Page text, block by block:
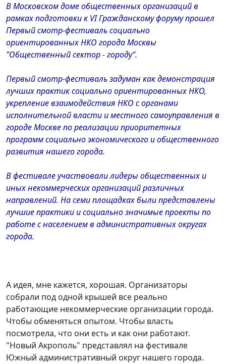
В Московском доме общественных организаций в
рамках подготовки к VI Гражданскому форуму прошел
Первый смотр-фестиваль социально
ориентированных НКО города Москвы
"Общественный сектор - городу".
Первый смотр-фестиваль задуман как демонстрация
лучших практик социально ориентированных НКО,
укрепление взаимодействия НКО с органами
исполнительной власти и местного самоуправления в
городе Москве по реализации приоритетных
программ социально экономического и общественного
развития нашего города.
В фестивале участвовали лидеры общественных и
иных некоммерческих организаций различных
направлений. На семи площадках были представлены
лучшие практики и социально значимые проекты по
работе с населением в административных округах
города.
А идея, мне кажется, хорошая. Организаторы
собрали под одной крышей все реально
работающие некоммерческие организации города.
Чтобы обменяться опытом. Чтобы власть
посмотрела, что они есть и как они работают.
"Новый Акрополь" представлял на фестивале
Южный административный округ нашего города.